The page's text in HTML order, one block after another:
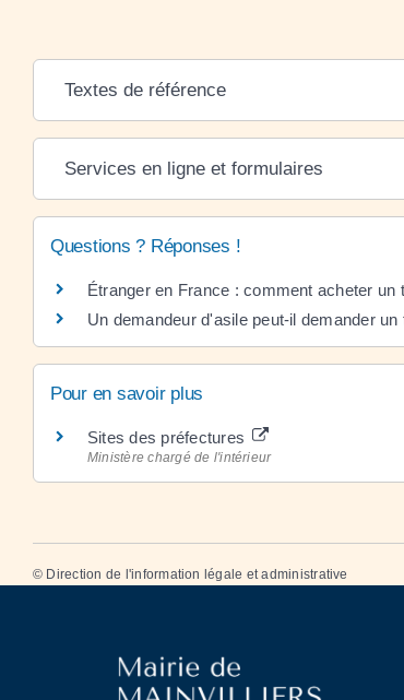
Textes de référence
Services en ligne et formulaires
Questions ? Réponses !
Étranger en France : comment acheter un
Un demandeur d'asile peut-il demander
Pour en savoir plus
Sites des préfectures
Ministère chargé de l'intérieur
© Direction de l'information légale et administrative